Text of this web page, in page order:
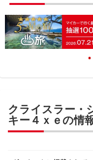
クライスラー・
キー４ｘｅの情